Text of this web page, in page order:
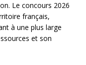
Le concours 2026
français,
à une plus large
et son